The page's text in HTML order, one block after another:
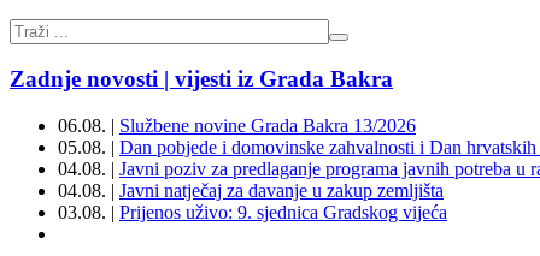
Zadnje novosti | vijesti iz Grada Bakra
06.08. | Službene novine Grada Bakra 13/2026
05.08. | Dan pobjede i domovinske zahvalnosti i Dan
04.08. | Javni poziv za predlaganje programa javnih potreba
04.08. | Javni natječaj za davanje u zakup zemljišta
03.08. | Prijenos uživo: 9. sjednica Gradskog vijeća